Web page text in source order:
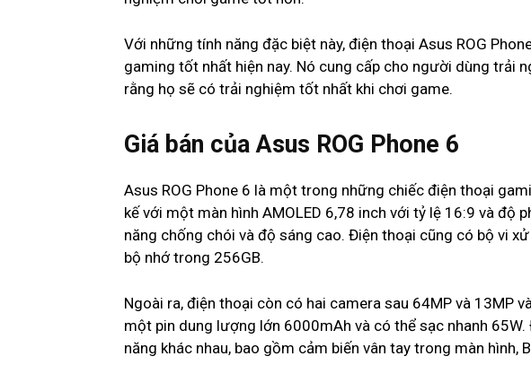
Với những tính năng đặc biệt này, điện thoại Asus ROG
gaming tốt nhất hiện nay. Nó cung cấp cho người dùng trải
rằng họ sẽ có trải nghiệm tốt nhất khi chơi game.
Giá bán của Asus ROG Phone 6
Asus ROG Phone 6 là một trong những chiếc điện thoại
kế với một màn hình AMOLED 6,78 inch với tỷ lệ 16:9 và độ
năng chống chói và độ sáng cao. Điện thoại cũng có bộ vi
bộ nhớ trong 256GB.
Ngoài ra, điện thoại còn có hai camera sau 64MP và 13MP
một pin dung lượng lớn 6000mAh và có thể sạc nhanh
năng khác nhau, bao gồm cảm biến vân tay trong màn hình,